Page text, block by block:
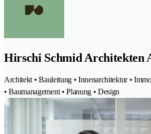
Hirschi Schmid Architekten
Architekt • Bauleitung • Innenarchitektur •
• Baumanagement • Planung • Design